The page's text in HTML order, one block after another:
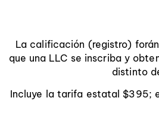
La calificación (registro)
que una LLC se inscriba y
distinto
Incluye la tarifa estatal $395;